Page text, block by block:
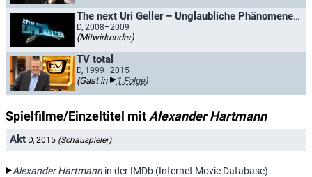
The next Uri Geller – Unglaubliche Phänomene Live
D, 2008–2009
(Mitwirkender)
TV total
D, 1999–2015
(Gast in 1 Folge)
Spielfilme/Einzeltitel mit Alexander Hartmann
Akt D, 2015 (Schauspieler)
Alexander Hartmann in der IMDb (Internet Movie Database)